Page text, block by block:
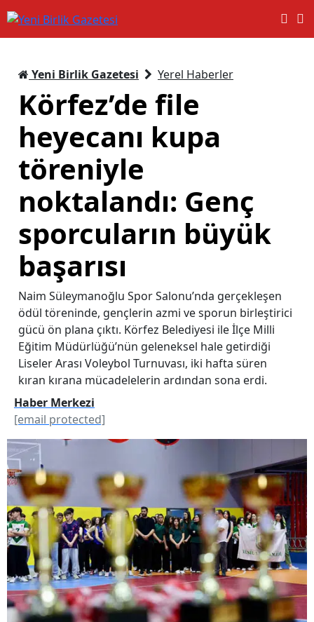
Yeni Birlik Gazetesi Yerel Haberler
Körfez’de file
heyecanı kupa
töreniyle
noktalandı: Genç
sporcuların büyük
başarısı
Naim Süleymanoğlu Spor Salonu’nda gerçekleşen
ödül töreninde, gençlerin azmi ve sporun birleştirici
gücü ön plana çıktı. Körfez Belediyesi ile İlçe Milli
Eğitim Müdürlüğü’nün geleneksel hale getirdiği
Liseler Arası Voleybol Turnuvası, iki hafta süren
kıran kırana mücadelelerin ardından sona erdi.
Haber Merkezi
[email protected]